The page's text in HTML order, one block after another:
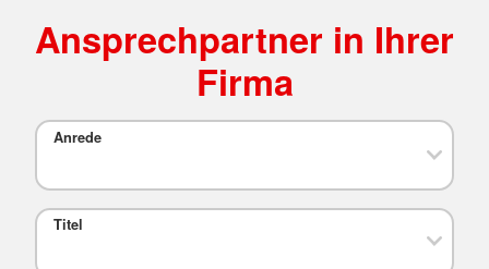
Ansprechpartner in Ihrer
Firma
Anrede
Titel